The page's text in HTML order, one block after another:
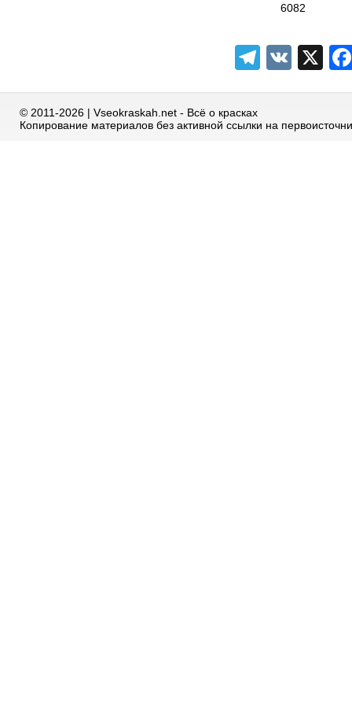
6082
VK X
© 2011-2026 | Vseokraskah.net - Всё о красках
Копирование материалов без активной ссылки на